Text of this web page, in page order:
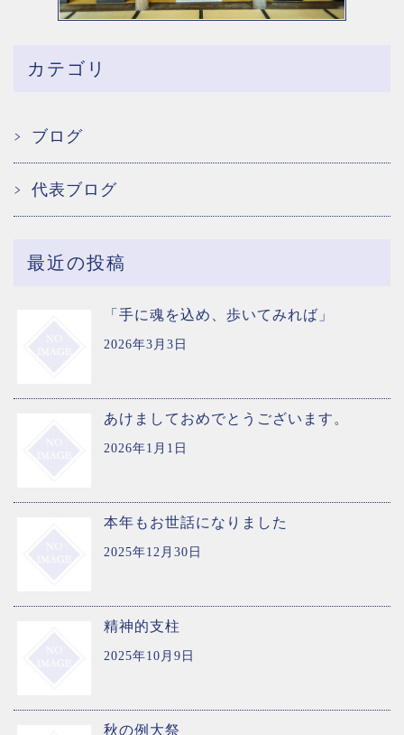
カテゴリ
ブログ
代表ブログ
最近の投稿
「手に魂を込め、歩いてみれば」
2026年3月3日
あけましておめでとうございます。
2026年1月1日
本年もお世話になりました
2025年12月30日
精神的支柱
2025年10月9日
秋の例大祭